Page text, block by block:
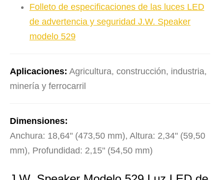
Folleto de especificaciones de las luces LED
de advertencia y seguridad J.W. Speaker
modelo 529
Aplicaciones: Agricultura, construcción, industria,
minería y ferrocarril
Dimensiones:
Anchura: 18,64" (473,50 mm), Altura: 2,34" (59,50
mm), Profundidad: 2,15" (54,50 mm)